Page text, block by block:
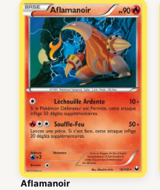
Aflamanoir